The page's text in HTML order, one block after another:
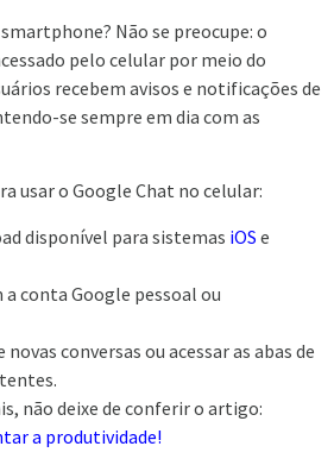
Não se preocupe: o
pelo celular por meio do
recebem avisos e notificações de
se sempre em dia com as
usar o Google Chat no celular:
disponível para sistemas iOS e
conta Google pessoal ou
conversas ou acessar as abas de
não deixe de conferir o artigo:
a produtividade!